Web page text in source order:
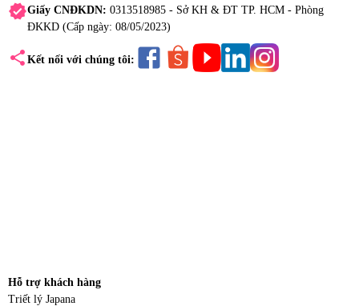
verifiedGiấy CNĐKDN: 0313518985 - Sở KH & ĐT TP. HCM - Phòng
ĐKKD (Cấp ngày: 08/05/2023)
share Kết nối với chúng tôi:
Hỗ trợ khách hàng
Triết lý Japana